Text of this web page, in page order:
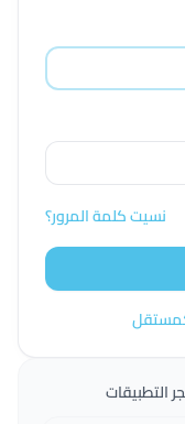
نسيت كلمة المرور؟
التطبيقات